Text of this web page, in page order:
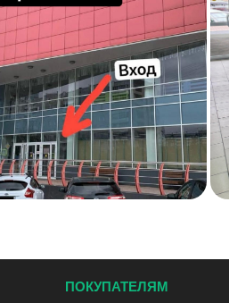
ПОКУПАТЕЛЯМ